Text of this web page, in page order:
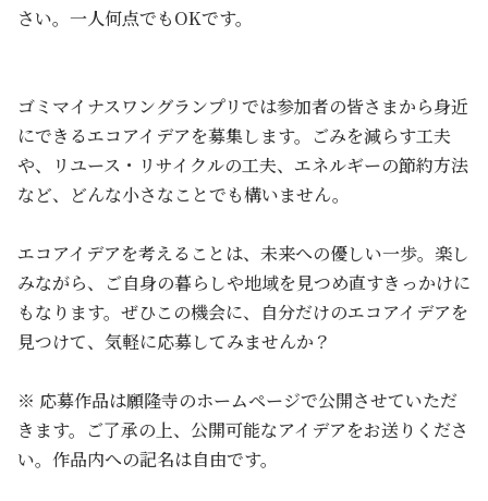
さい。一人何点でもOKです。
ゴミマイナスワングランプリでは参加者の皆さまから身近
にできるエコアイデアを募集します。ごみを減らす工夫
や、リユース・リサイクルの工夫、エネルギーの節約方法
など、どんな小さなことでも構いません。
エコアイデアを考えることは、未来への優しい一歩。楽し
みながら、ご自身の暮らしや地域を見つめ直すきっかけに
もなります。ぜひこの機会に、自分だけのエコアイデアを
見つけて、気軽に応募してみませんか？
※ 応募作品は願隆寺のホームページで公開させていただ
きます。ご了承の上、公開可能なアイデアをお送りくださ
い。作品内への記名は自由です。